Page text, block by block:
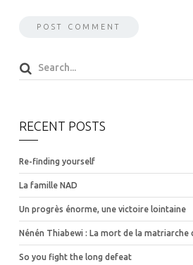
RECENT POSTS
Re-finding yourself
La famille NAD
Un progrès énorme, une victoire lointaine
Nénén Thiabewi : La mort de la matriarche
So you fight the long defeat